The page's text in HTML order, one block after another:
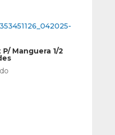
Manguera 1/2